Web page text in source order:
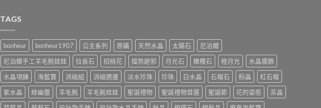
TAGS
bonheur bonheur1907 公主系列 原礦 天然水晶 太陽石
尼泊爾
尼泊爾手工羊毛氈娃娃
拉長石 招桃花 擋煞避邪 月光石 橄欖石 橙月光
水晶擺飾
水晶項鍊
海藍寶 消磁組 消磁週邊 淡水珍珠 珍珠 白水晶 石榴石 粉晶
紅石榴
紫水晶
綠幽靈 羊毛氈 羊毛氈娃娃 聖誕禮物 聖誕禮物首選 聖誕節 花的姿態
茶晶